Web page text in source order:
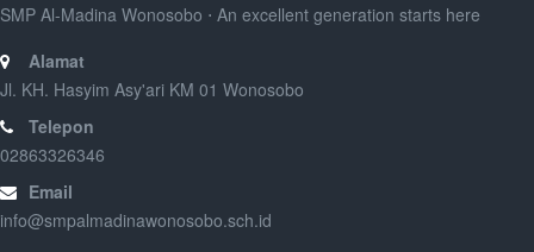
SMP Al-Madina Wonosobo ⋅ An excellent generation starts here
Alamat
Jl. KH. Hasyim Asy'ari KM 01 Wonosobo
Telepon
02863326346
Email
info@smpalmadinawonosobo.sch.id